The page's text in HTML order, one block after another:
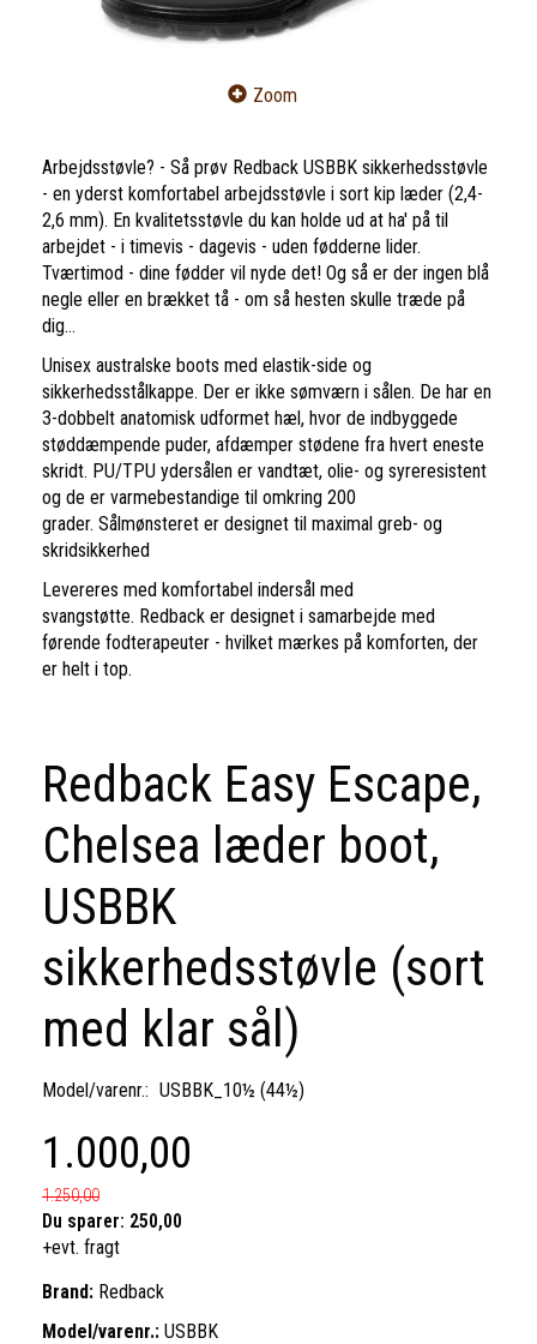
Zoom
Arbejdsstøvle? - Så prøv Redback USBBK sikkerhedsstøvle
- en yderst komfortabel arbejdsstøvle i sort kip læder (2,4-
2,6 mm). En kvalitetsstøvle du kan holde ud at ha' på til
arbejdet - i timevis - dagevis - uden fødderne lider.
Tværtimod - dine fødder vil nyde det! Og så er der ingen blå
negle eller en brækket tå - om så hesten skulle træde på
dig...
Unisex australske boots med elastik-side og
sikkerhedsstålkappe. Der er ikke sømværn i sålen. De har en
3-dobbelt anatomisk udformet hæl, hvor de indbyggede
støddæmpende puder, afdæmper stødene fra hvert eneste
skridt. PU/TPU ydersålen er vandtæt, olie- og syreresistent
og de er varmebestandige til omkring 200
grader. Sålmønsteret er designet til maximal greb- og
skridsikkerhed
Levereres med komfortabel indersål med
svangstøtte. Redback er designet i samarbejde med
førende fodterapeuter - hvilket mærkes på komforten, der
er helt i top.
Redback Easy Escape,
Chelsea læder boot,
USBBK
sikkerhedsstøvle (sort
med klar sål)
Model/varenr.: USBBK_10½ (44½)
1.000,00
1.250,00
Du sparer: 250,00
+evt. fragt
Brand: Redback
Model/varenr.: USBBK